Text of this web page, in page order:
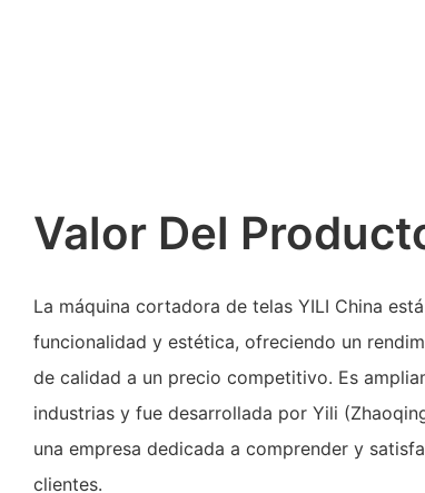
Valor Del
La máquina cortadora de telas YILI China
funcionalidad y estética, ofreciendo un
de calidad a un precio competitivo. Es
industrias y fue desarrollada por Yili
una empresa dedicada a comprender y
clientes.